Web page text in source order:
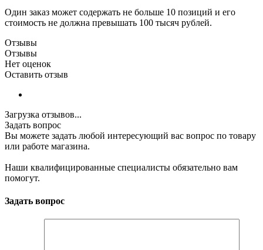
Один заказ может содержать не больше 10 позиций и его
стоимость не должна превышать 100 тысяч рублей.
Отзывы
Отзывы
Нет оценок
Оставить отзыв
Загрузка отзывов...
Задать вопрос
Вы можете задать любой интересующий вас вопрос по товару
или работе магазина.
Наши квалифицированные специалисты обязательно вам
помогут.
Задать вопрос